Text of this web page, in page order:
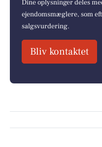
Dine oplysninger deles
ejendomsmæglere, som
salgsvurdering.
Bliv kontaktet